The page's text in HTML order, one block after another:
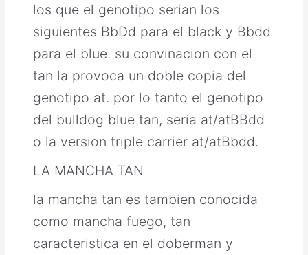
los que el genotipo serian los
siguientes BbDd para el black y Bbdd
para el blue. su convinacion con el
tan la provoca un doble copia del
genotipo at. por lo tanto el genotipo
del bulldog blue tan, seria at/atBBdd
o la version triple carrier at/atBbdd.
LA MANCHA TAN
la mancha tan es tambien conocida
como mancha fuego, tan
caracteristica en el doberman y